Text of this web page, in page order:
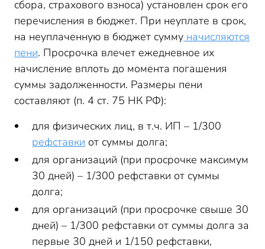
сбора, страхового взноса) установлен срок его
перечисления в бюджет. При неуплате в срок,
на неуплаченную в бюджет сумму начисляются
пени. Просрочка влечет ежедневное их
начисление вплоть до момента погашения
суммы задолженности. Размеры пени
составляют (п. 4 ст. 75 НК РФ):
для физических лиц, в т.ч. ИП – 1/300
рефставки от суммы долга;
для организаций (при просрочке максимум
30 дней) – 1/300 рефставки от суммы
долга;
для организаций (при просрочке свыше 30
дней) – 1/300 рефставки от суммы долга за
первые 30 дней и 1/150 рефставки,